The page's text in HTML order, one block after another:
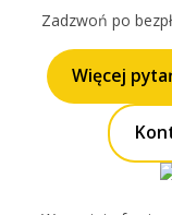
Zadzwoń po
Więcej